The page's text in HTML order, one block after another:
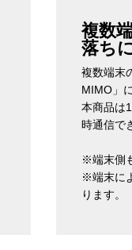
複数
落ち
複数端末
MIMO」
本商品は
時通信で
※端末側
※端末に
ります。